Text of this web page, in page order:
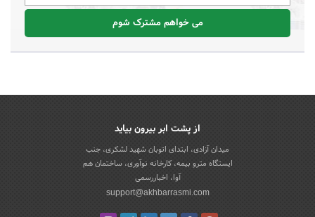
می خواهم مشترک شوم
از پشت ابر بیرون بیاید
میدان آزادی، ابتدای اتوبان شهید لشکری، جنب
ایستگاه مترو بیمه، کارخانه نوآوری، ساختمان هم
آوا، اخباررسمی
support@akhbarrasmi.com